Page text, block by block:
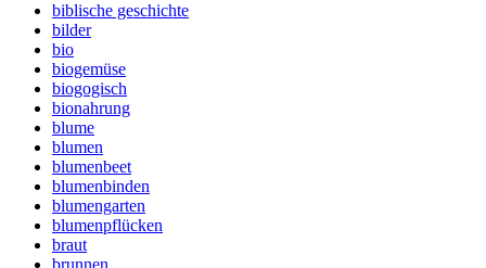
biblische geschichte
bilder
bio
biogemüse
biogogisch
bionahrung
blume
blumen
blumenbeet
blumenbinden
blumengarten
blumenpflücken
braut
brunnen